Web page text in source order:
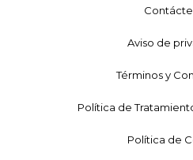
Aviso de
Términos y
Política de
Política de